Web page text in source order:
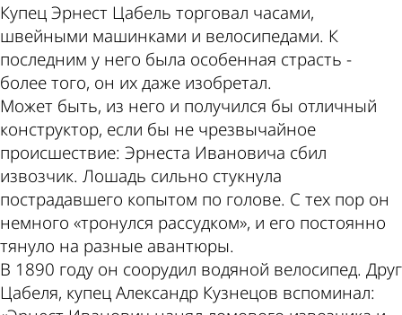
Купец Эрнест Цабель торговал часами,
швейными машинками и велосипедами. К
последним у него была особенная страсть -
более того, он их даже изобретал.
Может быть, из него и получился бы отличный
конструктор, если бы не чрезвычайное
происшествие: Эрнеста Ивановича сбил
извозчик. Лошадь сильно стукнула
пострадавшего копытом по голове. С тех пор он
немного «тронулся рассудком», и его постоянно
тянуло на разные авантюры.
В 1890 году он соорудил водяной велосипед. Друг
Цабеля, купец Александр Кузнецов вспоминал: